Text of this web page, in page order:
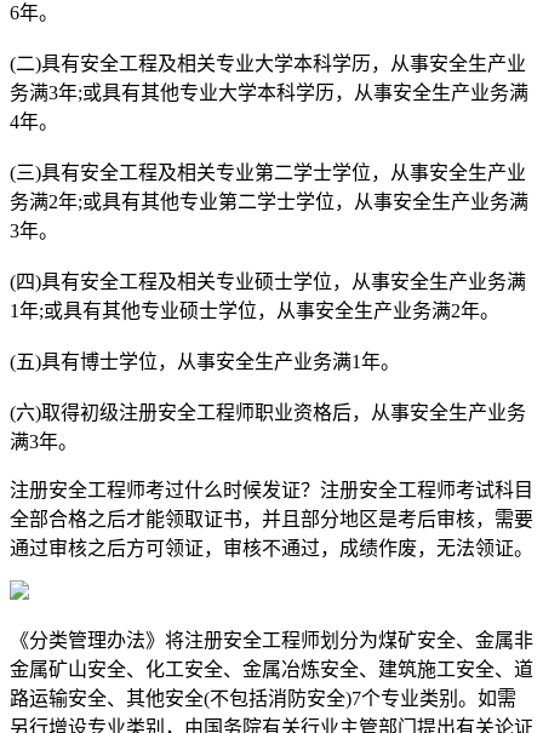
6年。
(二)具有安全工程及相关专业大学本科学历，从事安全生产业
务满3年;或具有其他专业大学本科学历，从事安全生产业务满
4年。
(三)具有安全工程及相关专业第二学士学位，从事安全生产业
务满2年;或具有其他专业第二学士学位，从事安全生产业务满
3年。
(四)具有安全工程及相关专业硕士学位，从事安全生产业务满
1年;或具有其他专业硕士学位，从事安全生产业务满2年。
(五)具有博士学位，从事安全生产业务满1年。
(六)取得初级注册安全工程师职业资格后，从事安全生产业务
满3年。
注册安全工程师考过什么时候发证？注册安全工程师考试科目
全部合格之后才能领取证书，并且部分地区是考后审核，需要
通过审核之后方可领证，审核不通过，成绩作废，无法领证。
《分类管理办法》将注册安全工程师划分为煤矿安全、金属非
金属矿山安全、化工安全、金属冶炼安全、建筑施工安全、道
路运输安全、其他安全(不包括消防安全)7个专业类别。如需
另行增设专业类别，由国务院有关行业主管部门提出有关论证